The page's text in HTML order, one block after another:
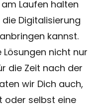
Laufen halten
Digitalisierung
kannst.
Lösungen nicht nur
die Zeit nach der
wir Dich auch,
oder selbst eine